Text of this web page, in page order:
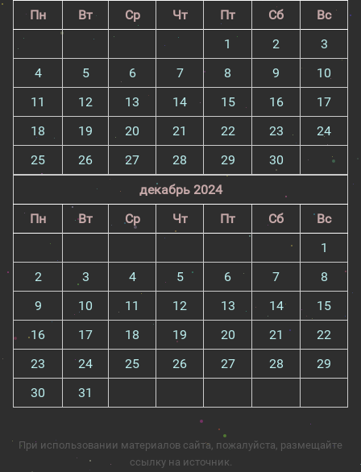
Пн
Вт Ср Чт Пт Сб
Вс
1
2
3
4
5 6 7 8 9
10
11
12 13 14 15 16
17
18
19 20 21 22 23
24
25
26 27 28 29
30
декабрь 2024
Пн
Вт Ср Чт Пт Сб
Вс
1
2
3 4 5 6 7
8
9
10 11 12 13 14
15
16
17 18 19 20 21
22
23
24 25 26 27 28
29
30
31
При использовании материалов сайта, пожалуйста, размещайте
ссылку на источник.